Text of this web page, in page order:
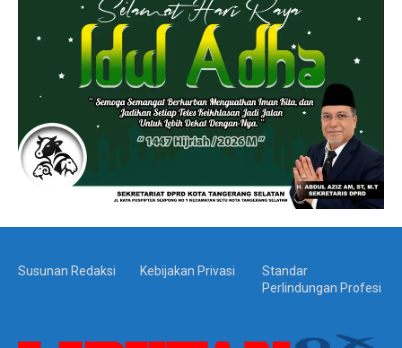
Susunan Redaksi Kebijakan Privasi
Standar
Perlindungan Profesi